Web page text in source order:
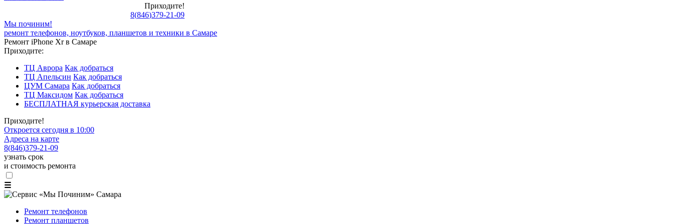
Приходите!
8(846)379-21-09
Мы починим!
ремонт телефонов, ноутбуков, планшетов и техники в Самаре
Ремонт iPhone Xr в Самаре
Приходите:
ТЦ Аврора Как добраться
ТЦ Апельсин Как добраться
ЦУМ Самара Как добраться
ТЦ Максидом Как добраться
БЕСПЛАТНАЯ курьерская доставка
Приходите!
Откроется сегодня в 10:00
Адреса на карте
8(846)379-21-09
узнать срок
и стоимость ремонта
☰
Ремонт телефонов
Ремонт планшетов